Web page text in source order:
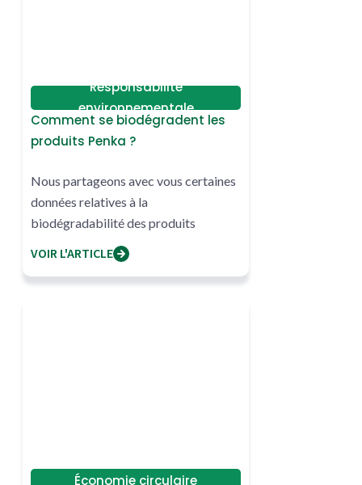
Responsabilité
environnementale
Comment se biodégradent les
produits Penka ?
Nous partageons avec vous certaines
données relatives à la
biodégradabilité des produits
VOIR L'ARTICLE
Économie circulaire